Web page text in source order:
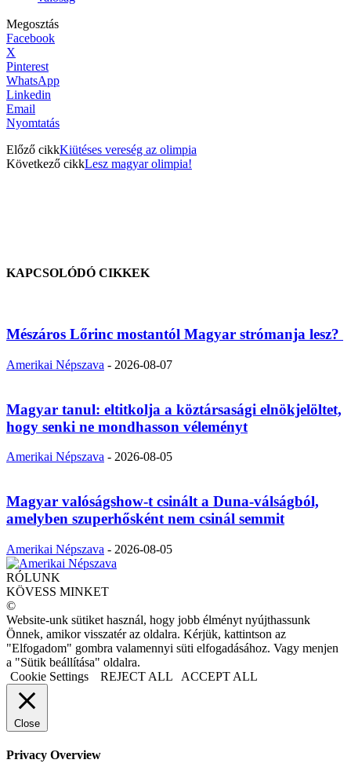
Megosztás
Facebook
X
Pinterest
WhatsApp
Linkedin
Email
Nyomtatás
Előző cikkKiütéses vereség az olimpia
Következő cikkLesz magyar olimpia!
KAPCSOLÓDÓ CIKKEK
Mészáros Lőrinc mostantól Magyar strómanja lesz?
Amerikai Népszava - 2026-08-07
Magyar tanul: eltitkolja a köztársasági elnökjelöltet,
hogy senki ne mondhasson véleményt
Amerikai Népszava - 2026-08-05
Magyar valóságshow-t csinált a Duna-válságból,
amelyben szuperhősként nem csinál semmit
Amerikai Népszava - 2026-08-05
RÓLUNK
KÖVESS MINKET
©
Website-unk sütiket használ, hogy jobb élményt nyújthassunk
Önnek, amikor visszatér az oldalra. Kérjük, kattintson az
"Elfogadom" gombra valamennyi süti elfogadásához. Vagy menjen
a "Sütik beállítása" oldalra.
Cookie Settings
REJECT ALL ACCEPT ALL
Close
Privacy Overview